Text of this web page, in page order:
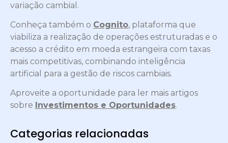
variação cambial.
Conheça também o Cognito, plataforma que
viabiliza a realização de operações estruturadas e o
acesso a crédito em moeda estrangeira com taxas
mais competitivas, combinando inteligência
artificial para a gestão de riscos cambiais.
Aproveite a oportunidade para ler mais artigos
sobre Investimentos e Oportunidades.
Categorias relacionadas